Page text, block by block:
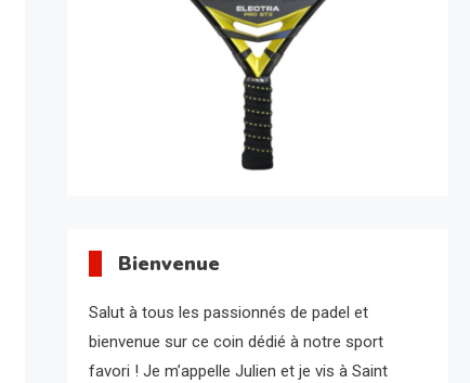
Bienvenue
Salut à tous les passionnés de padel et
bienvenue sur ce coin dédié à notre sport
favori ! Je m’appelle Julien et je vis à Saint